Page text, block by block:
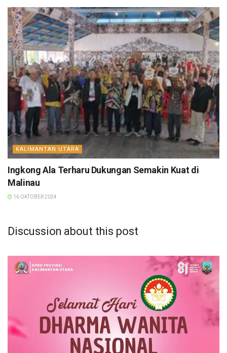
KALIMANTAN UTARA
Ingkong Ala Terharu Dukungan Semakin Kuat di
Malinau
16 OKTOBER 2024
Discussion about this post